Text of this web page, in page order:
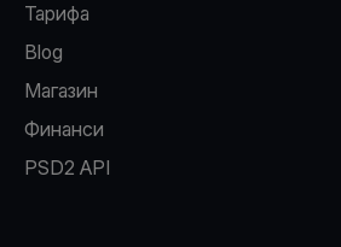
Тарифа
Blog
Магазин
Финанси
PSD2 API